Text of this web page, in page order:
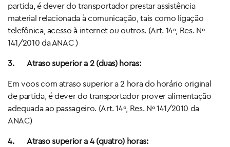
partida, é dever do transportador prestar assistência
material relacionada à comunicação, tais como ligação
telefônica, acesso à internet ou outros. (Art. 14º, Res. Nº
141/2010 da ANAC )
3. Atraso superior a 2 (duas) horas:
Em voos com atraso superior a 2 hora do horário original
de partida, é dever do transportador prover alimentação
adequada ao passageiro. (Art. 14º, Res. Nº 141/2010 da
ANAC)
4. Atraso superior a 4 (quatro) horas: